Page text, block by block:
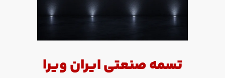
تسمه صنعتی ایران ویرا